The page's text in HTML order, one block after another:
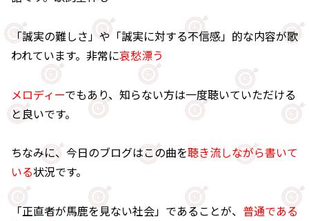
「誠実の難しさ」や「誠実に対する不信感」的な内容が歌
われています。非常に哀愁漂う
メロディーでもあり、知らない方は一度聴いていただける
と良いです。
ちなみに、今日のブログはこの曲を聴き流しながら書いて
いる状況です。
「正直者が馬鹿を見ない社会」であることが、 普通である